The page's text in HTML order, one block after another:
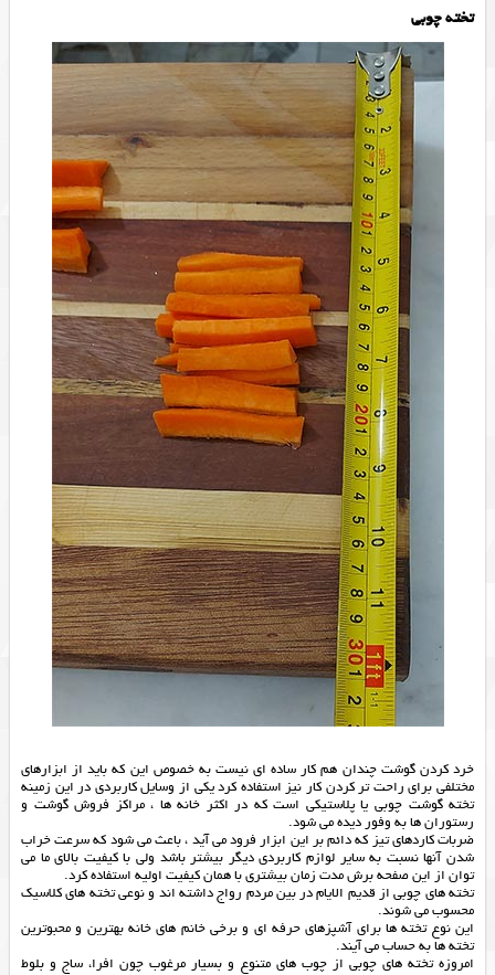
تخته چوبی
خرد کردن گوشت چندان هم کار ساده ای نیست به خصوص این که باید از ابزارهای
مختلفی برای راحت تر کردن کار نیز استفاده کرد یکی از وسایل کاربردی در این زمینه
تخته گوشت چوبی یا پلاستیکی است که در اکثر خانه ها ، مراکز فروش گوشت و
رستوران ها به وفور دیده می شود.
ضربات کاردهای تیز که دائم بر این ابزار فرود می آید ، باعث می شود که سرعت خراب
شدن آنها نسبت به سایر لوازم کاربردی دیگر بیشتر باشد ولی با کیفیت بالای ما می
توان از این صفحه برش مدت زمان بیشتری با همان کیفیت اولیه استفاده کرد.
تخته های چوبی از قدیم الایام در بین مردم رواج داشته اند و نوعی تخته های کلاسیک
محسوب می شوند.
این نوع تخته ها برای آشپزهای حرفه ای و برخی خانم های خانه بهترین و محبوترین
تخته ها به حساب می آیند.
امروزه تخته های چوبی از چوب های متنوع و بسیار مرغوب چون افرا، ساج و بلوط